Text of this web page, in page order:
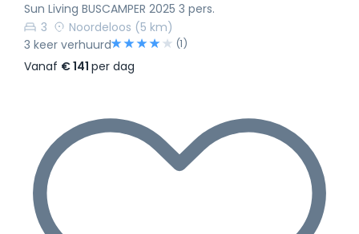
Sun Living BUSCAMPER 2025 3 pers.
3
Noordeloos (5 km)
3 keer verhuurd
(1)
Vanaf € 141 per dag